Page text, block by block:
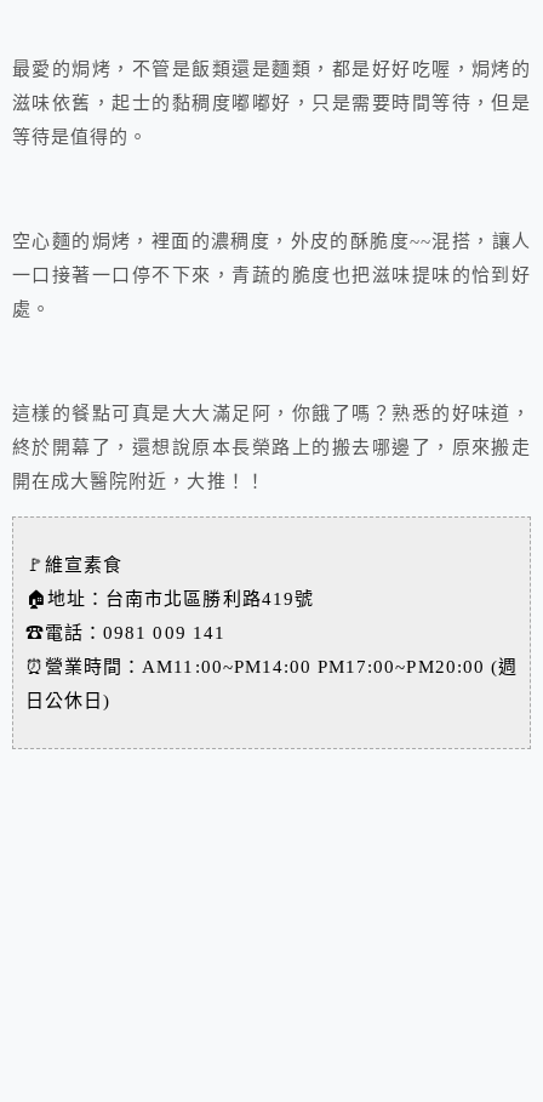
最愛的焗烤，不管是飯類還是麵類，都是好好吃喔，焗烤的
滋味依舊，起士的黏稠度嘟嘟好，只是需要時間等待，但是
等待是值得的。
空心麵的焗烤，裡面的濃稠度，外皮的酥脆度~~混搭，讓人
一口接著一口停不下來，青蔬的脆度也把滋味提味的恰到好
處。
這樣的餐點可真是大大滿足阿，你餓了嗎？熟悉的好味道，
終於開幕了，還想說原本長榮路上的搬去哪邊了，原來搬走
開在成大醫院附近，大推！！
🚩維宣素食
🏠地址：台南市北區勝利路419號
☎電話：0981 009 141
⏰營業時間：AM11:00~PM14:00 PM17:00~PM20:00 (週
日公休日)